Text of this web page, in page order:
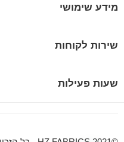
מידע שימושי
שירות לקוחות
שעות פעילות